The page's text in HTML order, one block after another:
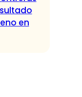
en